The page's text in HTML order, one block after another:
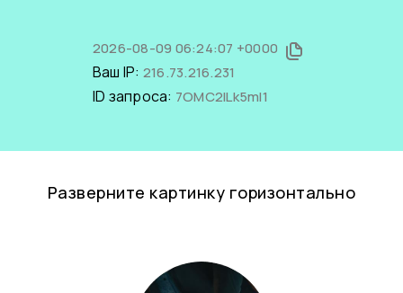
2026-08-09 06:24:07 +0000
Ваш IP: 216.73.216.231
ID запроса: 7OMC2ILk5mI1
Разверните картинку горизонтально